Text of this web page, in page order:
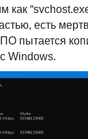
как
есть
пытается
Windows.